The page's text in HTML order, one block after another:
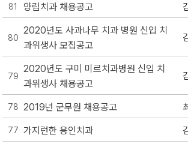
81 양림치과 채용공고
80
2020년도 사과나무 치과 병원 신입 치
과위생사 모집공고
79
2020년도 구미 미르치과병원 신입 치
과위생사 채용공고
78 2019년 군무원 채용공고
77 가지런한 용인치과